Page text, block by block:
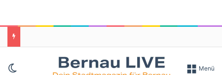
Skin umschalten Menü